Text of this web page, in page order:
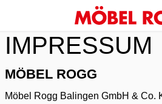
IMPRESSUM
MÖBEL ROGG
Möbel Rogg Balingen GmbH & Co.